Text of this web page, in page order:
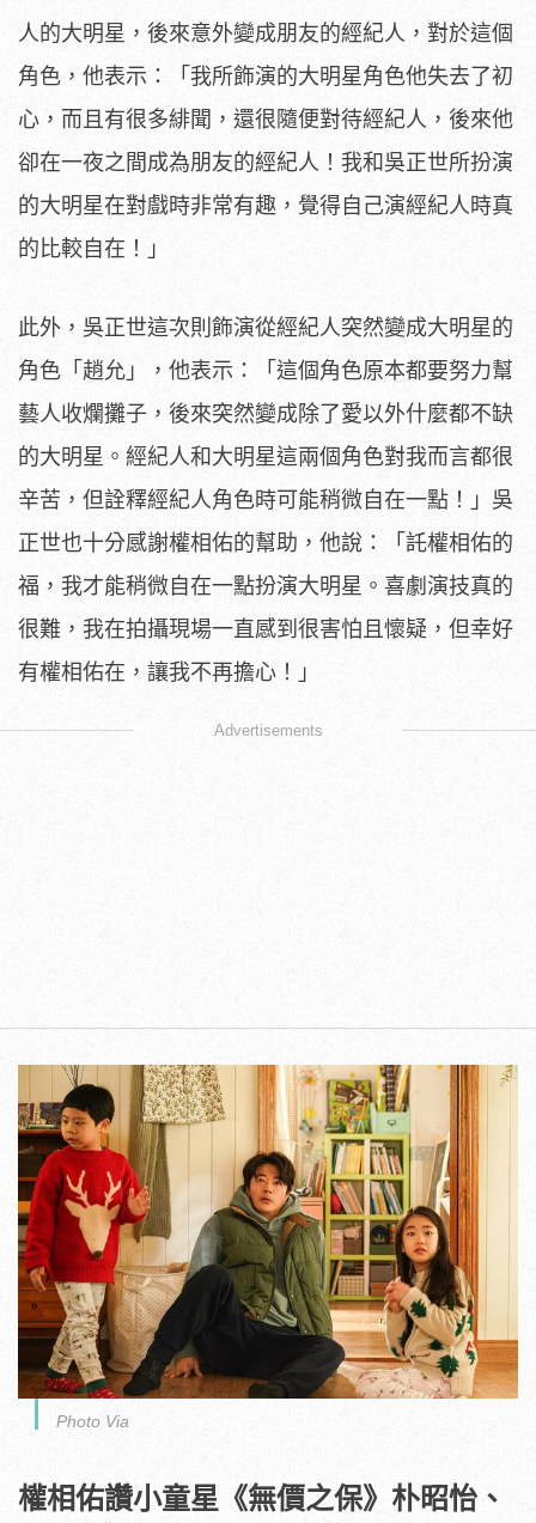
人的大明星， 後來意外變成朋友的經紀人，對於這個
角色，他表示：「 我所飾演的大明星角色他失去了初
心，而且有很多緋聞， 還很隨便對待經紀人，後來他
卻在一夜之間成為朋友的經紀人！ 我和吳正世所扮演
的大明星在對戲時非常有趣， 覺得自己演經紀人時真
的比較自在！」
此外，吳正世這次則飾演從經紀人突然變成大明星的
角色「趙允」， 他表示：「這個角色原本都要努力幫
藝人收爛攤子， 後來突然變成除了愛以外什麼都不缺
的大明星。 經紀人和大明星這兩個角色對我而言都很
辛苦， 但詮釋經紀人角色時可能稍微自在一點！」 吳
正世也十分感謝權相佑的幫助，他說：「託權相佑的
福， 我才能稍微自在一點扮演大明星。喜劇演技真的
很難， 我在拍攝現場一直感到很害怕且懷疑，但幸好
有權相佑在， 讓我不再擔心！」
Advertisements
Photo Via
權相佑讚小童星《無價之保》朴昭怡、